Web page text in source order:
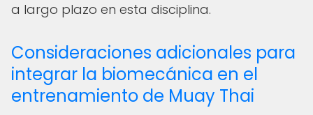
a largo plazo en esta disciplina.
Consideraciones adicionales para
integrar la biomecánica en el
entrenamiento de Muay Thai